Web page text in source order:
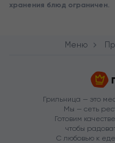
хранения блюд ограничен.
Меню
Грильница — это
Мы — сеть
Готовим
чтобы
С любовью к